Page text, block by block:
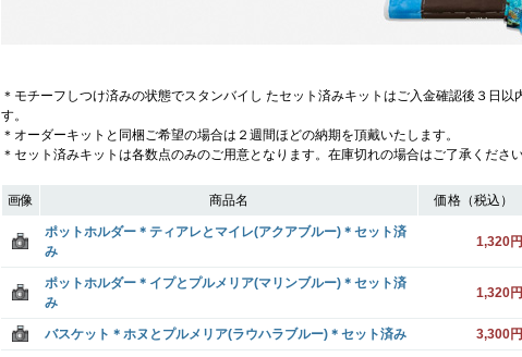
＊モチーフしつけ済みの状態でスタンバイし たセット済みキットはご入金確認後３日以
す。
＊オーダーキットと同梱ご希望の場合は２週間ほどの納期を頂戴いたします。
＊セット済みキットは各数点のみのご用意となります。在庫切れの場合はご了承ください
画像 商品名 価格（税込）
ポットホルダー＊ティアレとマイレ(アクアブルー)＊セット済
み
1,320円
ポットホルダー＊イプとプルメリア(マリンブルー)＊セット済
み
1,320円
バスケット＊ホヌとプルメリア(ラウハラブルー)＊セット済み 3,300円